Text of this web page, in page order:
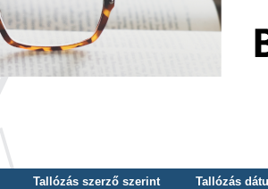
Tallózás szerző szerint Tallózás